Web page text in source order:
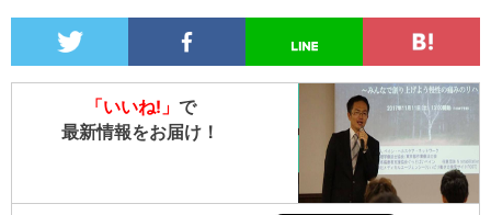
「いいね!」 で
最新情報をお届け！